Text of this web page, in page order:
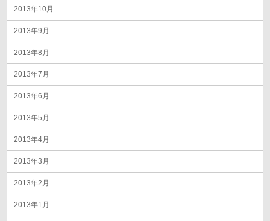
2013年10月
2013年9月
2013年8月
2013年7月
2013年6月
2013年5月
2013年4月
2013年3月
2013年2月
2013年1月